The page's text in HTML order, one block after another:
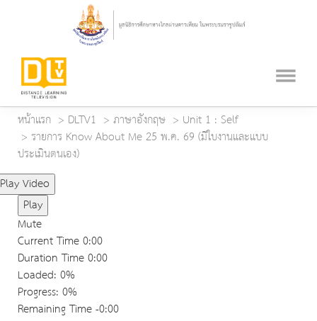
หน้าแรก DLTV1 ภาษาอังกฤษ
Unit 1 : Self
รายการ Know About Me 25 พ.ค. 69 (มีใบงานและแบบ
ประเมินตนเอง)
Play Video
Play
Mute
Current Time0:00
Duration Time0:00
Loaded: 0%
Progress: 0%
Remaining Time-0:00